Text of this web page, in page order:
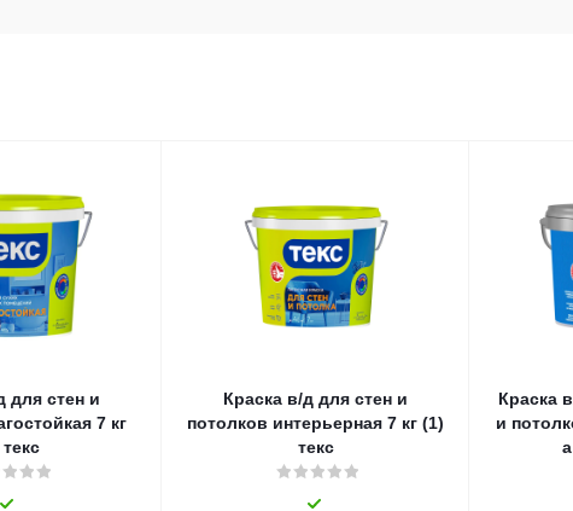
для стен и
7 кг
Краска в/д для стен и
потолков интерьерная 7 кг (1)
текс
Краска
и